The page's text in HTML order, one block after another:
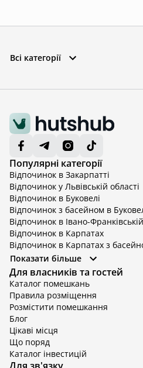
Всі категорії
Популярні категорії
Відпочинок в Закарпатті
Відпочинок у Львівській області
Відпочинок в Буковелі
Відпочинок з басейном в
Відпочинок в Івано-
Відпочинок в Карпатах
Відпочинок в Карпатах з
Відпочинок в Київській області
Відпочинок в Київській області
Відпочинок в Тернопільській
Відпочинок у Вінницькій області
Відпочинок в Яремче
Відпочинок у Львівській області
Відпочинок з басейном в
Показати більше
Для власників та гостей
Каталог помешкань
Правила розміщення
Розмістити помешкання
Блог
Цікаві місця
Що поряд
Каталог інвестицій